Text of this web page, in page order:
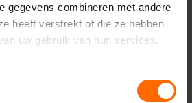
gegevens combineren met andere
heeft verstrekt of die ze hebben
uw gebruik van hun services.
Apel
Ter Apel en wil je jouw bestelling zelf
zorgen ervoor dat jouw kozijnen
je op een voor jou geschikt moment